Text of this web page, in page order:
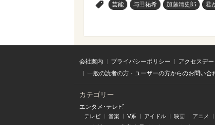
芸能 与田祐希 加藤清史郎 君
会社案内 プライバシーポリシー アクセスデ
一般の読者の方・ユーザーの方からのお問い合
カテゴリー
エンタメ･テレビ
テレビ 音楽 V系 アイドル 映画 アニメ